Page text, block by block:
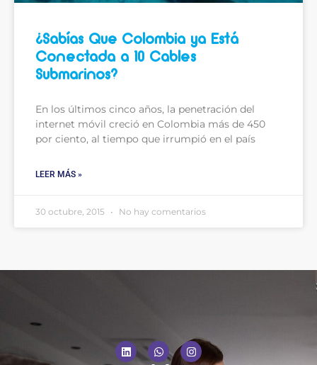
¿Sabías Que Colombia ya Está
Conectada a 10 Cables
Submarinos?
En los últimos cinco años, la penetración del
internet móvil creció en Colombia más de 450
por ciento, al tiempo que irrumpió en el país
LEER MÁS »
30 octubre, 2015 No hay comentarios